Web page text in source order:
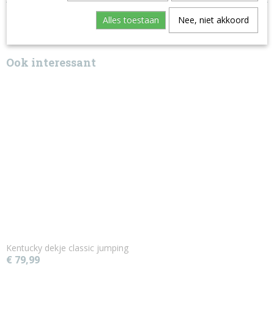
Ook interessant
Kentucky dekje classic jumping
€ 79,99
Alles toestaan Nee, niet akkoord